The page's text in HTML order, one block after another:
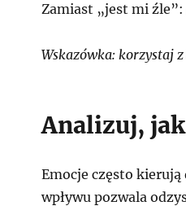
Zamiast „jest mi
Wskazówka: korzystaj
Analizuj, jak
Emocje często
wpływu pozwala